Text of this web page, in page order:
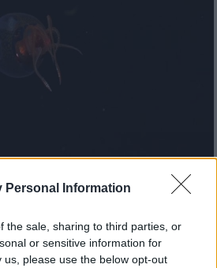
Personal Information
the sale, sharing to third parties, or
or sensitive information for
please use the below opt-out
το ΕΘΝΟΣ στη Google